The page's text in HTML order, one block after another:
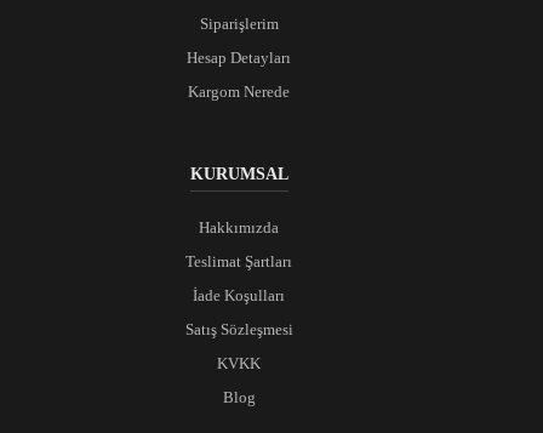
Siparişlerim
Hesap Detayları
Kargom Nerede
KURUMSAL
Hakkımızda
Teslimat Şartları
İade Koşulları
Satış Sözleşmesi
KVKK
Blog